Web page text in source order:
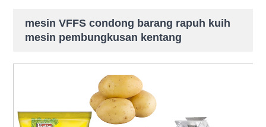
mesin VFFS condong barang rapuh kuih
mesin pembungkusan kentang